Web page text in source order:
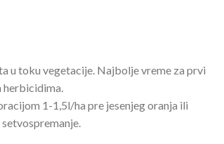
u toku vegetacije. Najbolje vreme za prvi
herbicidima.
1-1,5l/ha pre jesenjeg oranja ili